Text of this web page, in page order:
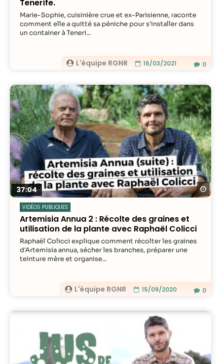
Tenerife.
L'équipe RGNR 16/03/2021
Marie-Sophie, cuisinière crue et ex-Parisienne, raconte
comment elle a quitté sa péniche pour s'installer dans
un container à Teneri...
0
37:04
VIDÉOS PUBLIQUES
Artemisia Annua 2 : Récolte des graines et
utilisation de la plante avec Raphaël Colicci
L'équipe RGNR 15/09/2020
Raphaël Colicci explique comment récolter les graines
d'Artemisia annua, sécher les branches, préparer une
teinture mère et organise...
0